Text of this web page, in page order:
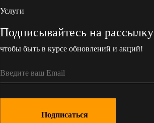
Услуги
Подписывайтесь на рассылку
чтобы быть в курсе обновлений и акций!
Подписаться